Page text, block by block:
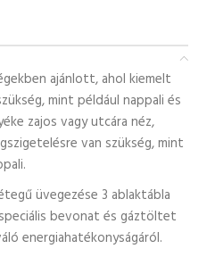
ajánlott, ahol kiemelt
mint például nappali és
zajos vagy utcára néz,
van szükség, mint
üvegezése 3 ablaktábla
bevonat és gáztöltet
energiahatékonyságáról.